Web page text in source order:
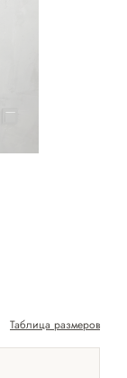
Таблица размеров